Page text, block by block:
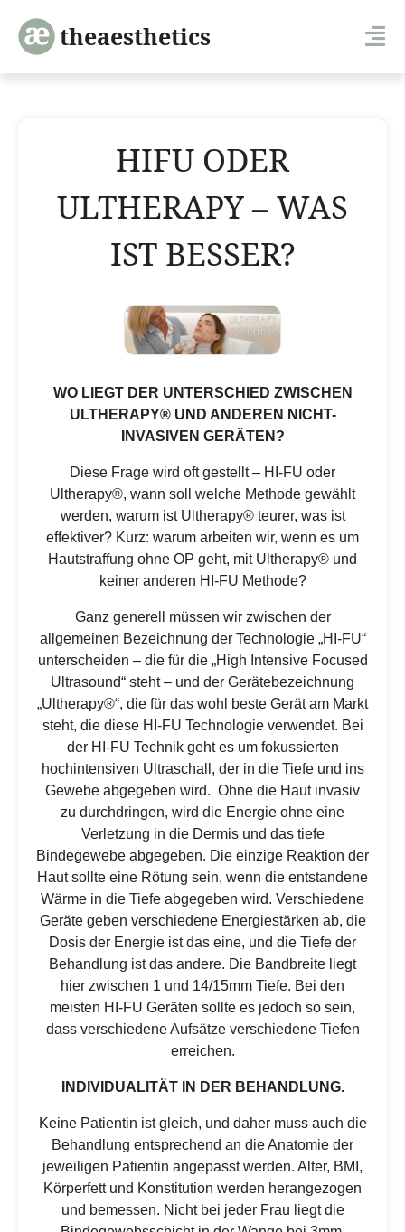
theaesthetics
HIFU ODER
ULTHERAPY – WAS
IST BESSER?
WO LIEGT DER UNTERSCHIED ZWISCHEN
ULTHERAPY® UND ANDEREN NICHT-
INVASIVEN GERÄTEN?
Diese Frage wird oft gestellt – HI-FU oder
Ultherapy®, wann soll welche Methode gewählt
werden, warum ist Ultherapy® teurer, was ist
effektiver? Kurz: warum arbeiten wir, wenn es um
Hautstraffung ohne OP geht, mit Ultherapy® und
keiner anderen HI-FU Methode?
Ganz generell müssen wir zwischen der
allgemeinen Bezeichnung der Technologie „HI-FU“
unterscheiden – die für die „High Intensive Focused
Ultrasound“ steht – und der Gerätebezeichnung
„Ultherapy®“, die für das wohl beste Gerät am Markt
steht, die diese HI-FU Technologie verwendet. Bei
der HI-FU Technik geht es um fokussierten
hochintensiven Ultraschall, der in die Tiefe und ins
Gewebe abgegeben wird. Ohne die Haut invasiv
zu durchdringen, wird die Energie ohne eine
Verletzung in die Dermis und das tiefe
Bindegewebe abgegeben. Die einzige Reaktion der
Haut sollte eine Rötung sein, wenn die entstandene
Wärme in die Tiefe abgegeben wird. Verschiedene
Geräte geben verschiedene Energiestärken ab, die
Dosis der Energie ist das eine, und die Tiefe der
Behandlung ist das andere. Die Bandbreite liegt
hier zwischen 1 und 14/15mm Tiefe. Bei den
meisten HI-FU Geräten sollte es jedoch so sein,
dass verschiedene Aufsätze verschiedene Tiefen
erreichen.
INDIVIDUALITÄT IN DER BEHANDLUNG.
Keine Patientin ist gleich, und daher muss auch die
Behandlung entsprechend an die Anatomie der
jeweiligen Patientin angepasst werden. Alter, BMI,
Körperfett und Konstitution werden herangezogen
und bemessen. Nicht bei jeder Frau liegt die